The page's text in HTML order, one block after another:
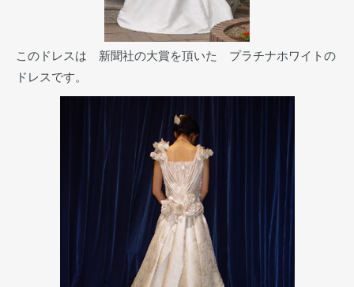
このドレスは 新聞社の大賞を頂いた プラチナホワイトの
ドレスです。